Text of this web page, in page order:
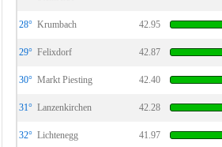
28° Krumbach 42.95
29° Felixdorf 42.87
30° Markt Piesting 42.40
31° Lanzenkirchen 42.28
32° Lichtenegg 41.97